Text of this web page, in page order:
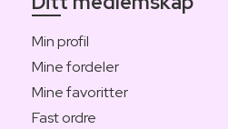
Min profil
Mine fordeler
Mine favoritter
Fast ordre